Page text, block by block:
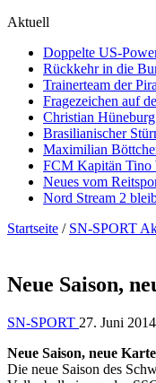
Aktuell
Doppelte US-
Rückkehr in die
Trainerteam der
Fragezeichen auf
Christian
Brasilianischer
Maximilian
FCM Kapitän Tino
Neues vom
Nord Stream 2
Startseite / SN-SPORT
Neue Saison,
SN-SPORT 27. Juni 2014
Neue Saison, neue Karte
Die neue Saison des